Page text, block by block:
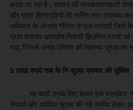
बनता जा रहा है। शासन की जनकल्याणकारी
और पात्र हितग्राहियों को त्वरित लाभ उपलब्ध
अभियान के अंतर्गत गौरेला-पेन्ड्रा-मरवाही जिले
ग्राम पंचायत आमाडोब निवासी झिलमित मरावी
गया, जिससे उनके परिवार को स्वास्थ्य सुरक्षा का
5 लाख रुपये तक के निःशुल्क उपचार की सुविधा
यह कार्ड उनके लिए केवल एक दस्तावेज
सेवाओं और आर्थिक सुरक्षा की नई उम्मीद लेकर